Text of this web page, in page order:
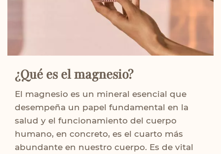
¿Qué es el magnesio?
El magnesio es un mineral esencial que
desempeña un papel fundamental en la
salud y el funcionamiento del cuerpo
humano, en concreto, es el cuarto más
abundante en nuestro cuerpo. Es de vital